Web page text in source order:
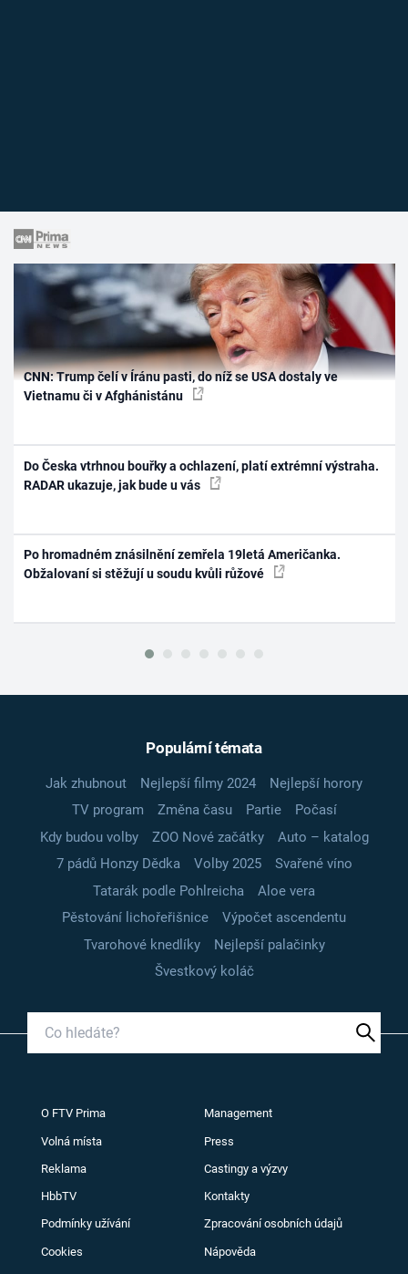
CNN: Trump čelí v Íránu pasti, do níž se USA dostaly ve
Vietnamu či v Afghánistánu
Do Česka vtrhnou bouřky a ochlazení, platí extrémní výstraha.
RADAR ukazuje, jak bude u vás
Po hromadném znásilnění zemřela 19letá Američanka.
Obžalovaní si stěžují u soudu kvůli růžové
Populární témata
Jak zhubnout Nejlepší filmy 2024
Nejlepší horory
TV program
Změna času Partie
Počasí
Kdy budou volby
ZOO Nové začátky
Auto – katalog
7 pádů Honzy Dědka
Volby 2025
Svařené víno
Tatarák podle Pohlreicha
Aloe vera
Pěstování lichořeřišnice
Výpočet ascendentu
Tvarohové knedlíky
Nejlepší palačinky
Švestkový koláč
O FTV Prima Management
Volná místa Press
Reklama Castingy a výzvy
HbbTV Kontakty
Podmínky užívání Zpracování osobních údajů
Cookies Nápověda